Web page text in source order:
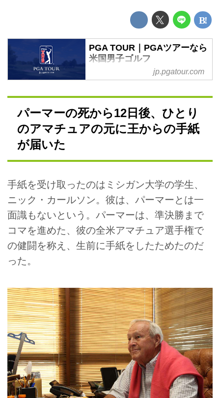
PGA TOUR｜PGAツアーなら
米国男子ゴルフ
PGA TOUR（米国男子ゴルフツア
PGAツアーには松山英樹、石川
遼、岩田寛が挑戦。2016-17年シ
ーズンは合計47試合開催、賞金総
額3億2750万ドル（約393億
最高峰のプロゴルフツアー。
jp.pgatour.com
パーマーの死から12日後、ひとり
のアマチュアの元に王からの手紙
が届いた
手紙を受け取ったのはミシガン大学の学生、
ニック・カールソン。彼は、パーマーとは一
面識もないという。パーマーは、準決勝まで
コマを進めた、彼の全米アマチュア選手権で
の健闘を称え、生前に手紙をしたためたのだ
った。